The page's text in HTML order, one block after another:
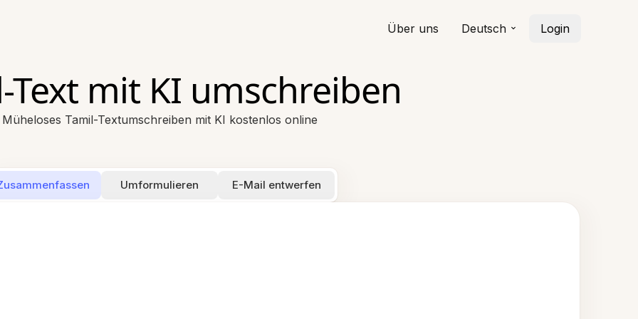
Über uns Deutsch Login
Text mit KI umschreiben
Müheloses Tamil-Textumschreiben mit KI kostenlos online
Umformulieren E-Mail entwerfen